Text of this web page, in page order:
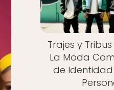
Trajes y
La Moda
de Identidad